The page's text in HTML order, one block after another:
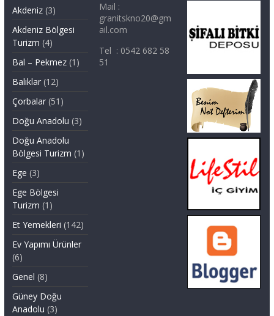
Akdeniz(3)
Akdeniz Bölgesi
Turizm (4)
Bal – Pekmez(1)
Balıklar(12)
Çorbalar(51)
Doğu Anadolu (3)
Doğu Anadolu
Bölgesi Turizm (1)
Ege (3)
Ege Bölgesi
Turizm (1)
Et Yemekleri (142)
Ev Yapımı Ürünler
(6)
Genel (8)
Güney Doğu
Anadolu (3)
Mail :
granitskno20@gm
ail.com
Tel : 0542 682 58
51